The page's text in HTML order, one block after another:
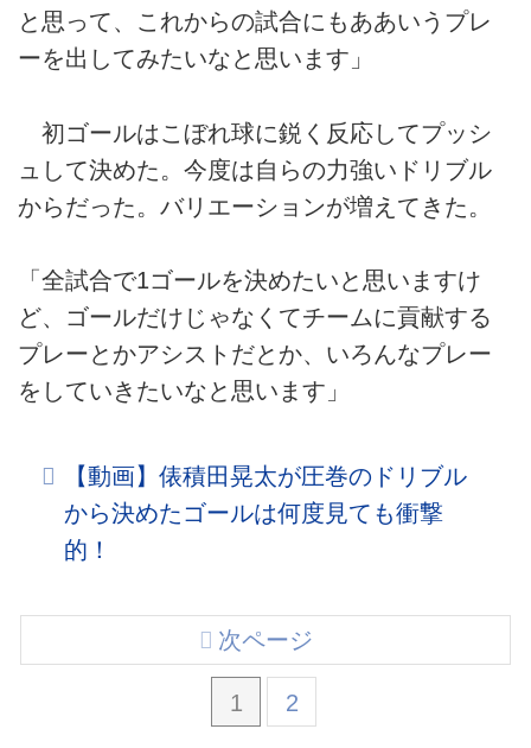
と思って、これからの試合にもああいうプレ
ーを出してみたいなと思います」
初ゴールはこぼれ球に鋭く反応してプッシ
ュして決めた。今度は自らの力強いドリブル
からだった。バリエーションが増えてきた。
「全試合で1ゴールを決めたいと思いますけ
ど、ゴールだけじゃなくてチームに貢献する
プレーとかアシストだとか、いろんなプレー
をしていきたいなと思います」
【動画】俵積田晃太が圧巻のドリブル
から決めたゴールは何度見ても衝撃
的！
1 2
次ページ